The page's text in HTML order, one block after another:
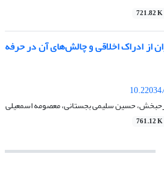
721.82 K
از ادراک اخلاقی و چالش‌های آن در حرفه
حسین سلیمی بجستانی، معصومه اسمعیلی
761.12 K